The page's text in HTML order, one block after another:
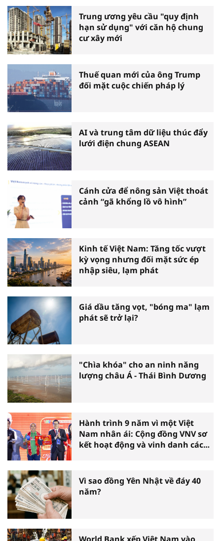
Trung ương yêu cầu "quy định
hạn sử dụng" với căn hộ chung
cư xây mới
Thuế quan mới của ông Trump
đối mặt cuộc chiến pháp lý
AI và trung tâm dữ liệu thúc đẩy
lưới điện chung ASEAN
Cánh cửa để nông sản Việt thoát
cảnh “gã khổng lồ vô hình”
Kinh tế Việt Nam: Tăng tốc vượt
kỳ vọng nhưng đối mặt sức ép
nhập siêu, lạm phát
Giá dầu tăng vọt, "bóng ma" lạm
phát sẽ trở lại?
"Chìa khóa" cho an ninh năng
lượng châu Á - Thái Bình Dương
Hành trình 9 năm vì một Việt
Nam nhân ái: Cộng đồng VNV sơ
kết hoạt động và vinh danh các
Vì sao đồng Yên Nhật về đáy 40
năm?